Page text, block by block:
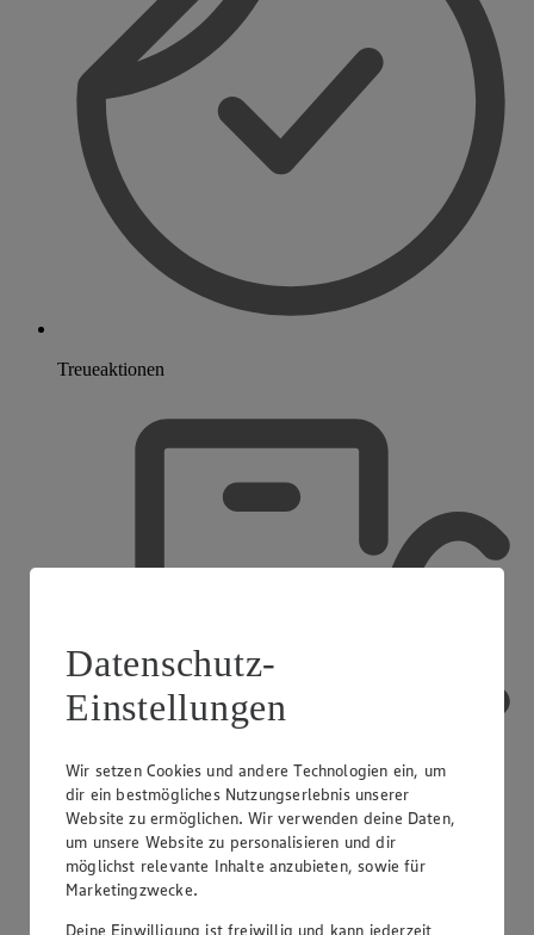
Treueaktionen
Mobiles Bezahlen
Datenschutz-
Einstellungen
Wir setzen Cookies und andere Technologien ein, um
dir ein bestmögliches Nutzungserlebnis unserer
Website zu ermöglichen. Wir verwenden deine Daten,
um unsere Website zu personalisieren und dir
möglichst relevante Inhalte anzubieten, sowie für
Marketingzwecke.
Deine Einwilligung ist freiwillig und kann jederzeit